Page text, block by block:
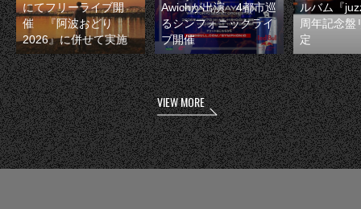
にてフリーライブ開
催 『阿波おどり
2026』に併せて実施
Awichが出演 4都市巡
るシンフォニックライ
ブ開催
ルバム『
周年記念盤
定
VIEW MORE